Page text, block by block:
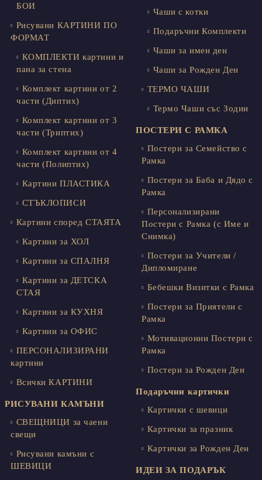
БОИ
Рисувани КАРТИНИ ПО
ФОРМАТ
КОМПЛЕКТИ картини и
пана за стена
Комплект картини от 2
части (Диптих)
Комплект картини от 3
части (Триптих)
Комплект картини от 4
части (Полиптих)
Картини ПЛАСТИКА
СТЪКЛОПИСИ
Картини според СТАЯТА
Картини за ХОЛ
Картини за СПАЛНЯ
Картини за ДЕТСКА
СТАЯ
Картини за КУХНЯ
Картини за ОФИС
ПЕРСОНАЛИЗИРАНИ
картини
Всички КАРТИНИ
РИСУВАНИ КАМЪНИ
СВЕЩНИЦИ за чаени
свещи
Рисувани камъни с
ШЕВИЦИ
Чаши с котки
Подаръчни Комплекти
Чаши за имен ден
Чаши за Рожден Ден
ТЕРМО ЧАШИ
Термо Чаши със Зодии
ПОСТЕРИ С РАМКА
Постери за Семейство с
Рамка
Постери за Баба и Дядо с
Рамка
Персонализирани
Постери с Рамка (с Име и
Снимка)
Постери за Учители /
Дипломиране
Бебешки Визитки с Рамка
Постери за Приятели с
Рамка
Мотивационни Постери с
Рамка
Постери за Рожден Ден
Подаръчни картички
Картички с шевици
Картички за празник
Картички за Рожден Ден
ИДЕИ ЗА ПОДАРЪК